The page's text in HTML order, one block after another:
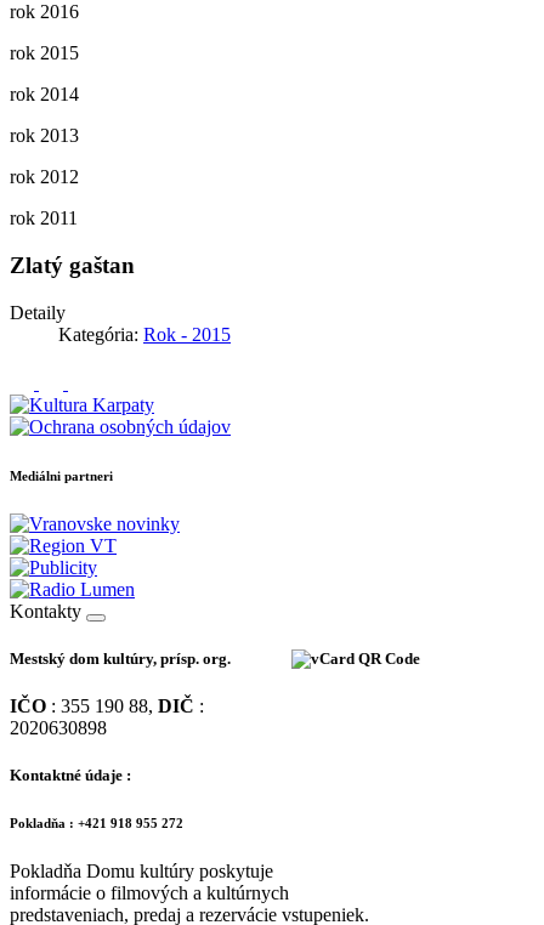
rok 2016
rok 2015
rok 2014
rok 2013
rok 2012
rok 2011
Zlatý gaštan
Detaily
Kategória: Rok - 2015
Mediálni partneri
Kontakty
Mestský dom kultúry, prísp. org.
IČO : 355 190 88, DIČ :
2020630898
Kontaktné údaje :
Pokladňa : +421 918 955 272
Pokladňa Domu kultúry poskytuje
informácie o filmových a kultúrnych
predstaveniach, predaj a rezervácie vstupeniek.